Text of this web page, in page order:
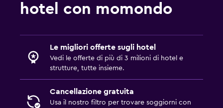
hotel con momondo
Le migliori offerte sugli hotel
Vedi le offerte di più di 3 milioni di hotel e
strutture, tutte insieme.
Cancellazione gratuita
Usa il nostro filtro per trovare soggiorni con